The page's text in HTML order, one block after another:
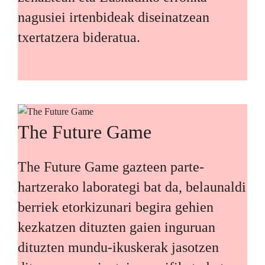
nagusiei irtenbideak diseinatzean
txertatzera bideratua.
The Future Game
The Future Game gazteen parte-
hartzerako laborategi bat da, belaunaldi
berriek etorkizunari begira gehien
kezkatzen dituzten gaien inguruan
dituzten mundu-ikuskerak jasotzen